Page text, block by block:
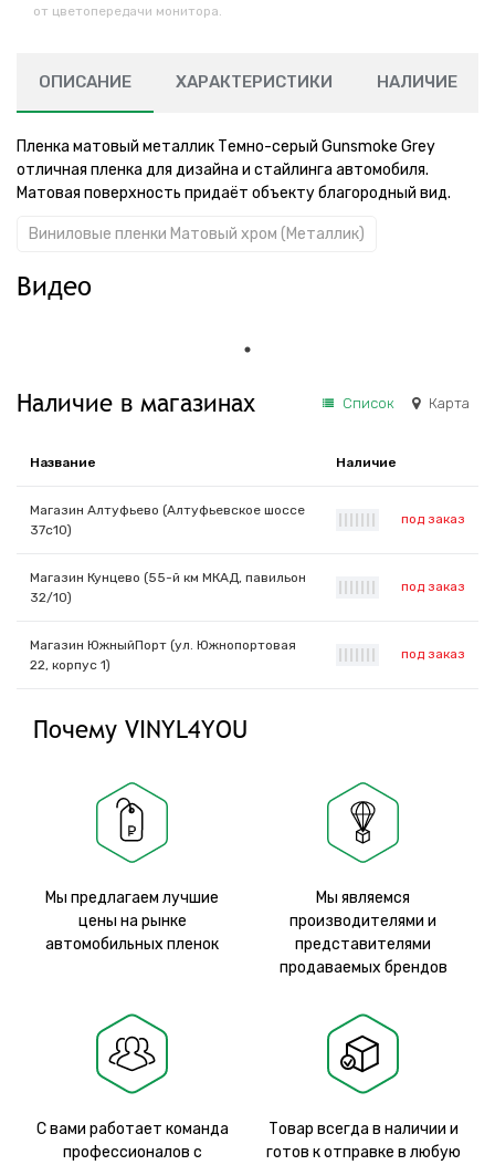
от цветопередачи монитора.
ОПИСАНИЕ ХАРАКТЕРИСТИКИ НАЛИЧИЕ
Пленка матовый металлик Темно-серый Gunsmoke Grey
отличная пленка для дизайна и стайлинга автомобиля.
Матовая поверхность придаёт объекту благородный вид.
Виниловые пленки Матовый хром (Металлик)
Видео
Наличие в магазинах Список Карта
Название Наличие
Магазин Алтуфьево (Алтуфьевское шоссе
37с10)
под заказ
Магазин Кунцево (55-й км МКАД, павильон
32/10)
под заказ
Магазин ЮжныйПорт (ул. Южнопортовая
22, корпус 1)
под заказ
Почему VINYL4YOU
Мы предлагаем лучшие
цены на рынке
автомобильных пленок
Мы являемся
производителями и
представителями
продаваемых брендов
С вами работает команда
профессионалов с
Товар всегда в наличии и
готов к отправке в любую